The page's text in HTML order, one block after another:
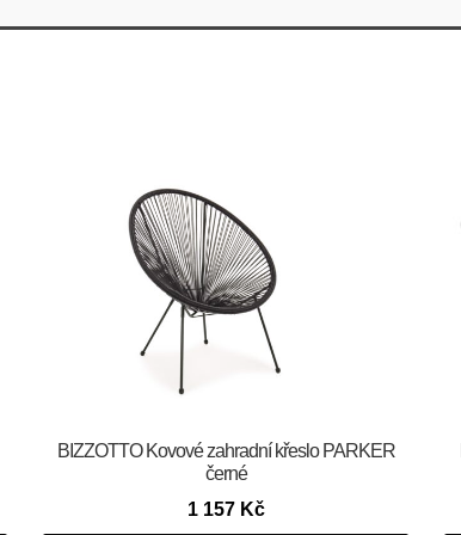
BIZZOTTO Kovové zahradní křeslo PARKER
černé
1 157 Kč